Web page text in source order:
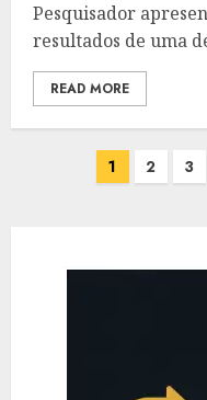
Pesquisador
resultados de uma
READ MORE
Paginação
1 2 3